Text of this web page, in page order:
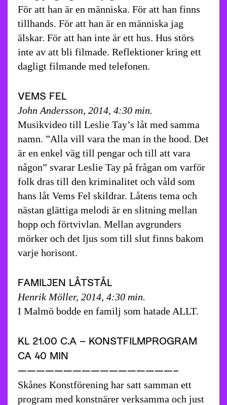
För att han är en människa. För att han finns
tillhands. För att han är en människa jag
älskar. För att han inte är ett hus. Hus störs
inte av att bli filmade. Reflektioner kring ett
dagligt filmande med telefonen.
VEMS FEL
John Andersson, 2014, 4:30 min.
Musikvideo till Leslie Tay’s låt med samma
namn. ”Alla vill vara the man in the hood. Det
är en enkel väg till pengar och till att vara
någon” svarar Leslie Tay på frågan om varför
folk dras till den kriminalitet och våld som
hans låt Vems Fel skildrar. Låtens tema och
nästan glättiga melodi är en slitning mellan
hopp och förtvivlan. Mellan avgrunders
mörker och det ljus som till slut finns bakom
varje horisont.
FAMILJEN LÅTSTÅL
Henrik Möller, 2014, 4:30 min.
I Malmö bodde en familj som hatade ALLT.
KL 21.00 C.A – KONSTFILMPROGRAM
CA 40 MIN
—————————————————–
Skånes Konstförening har satt samman ett
program med konstnärer verksamma och just